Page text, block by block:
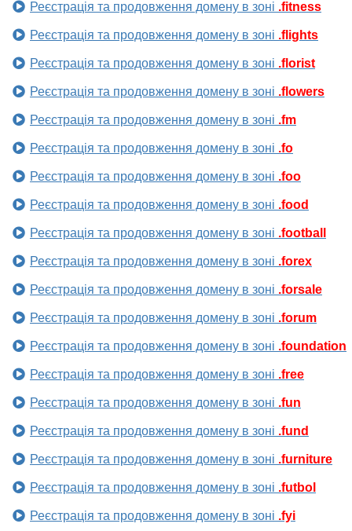
Реєстрація та продовження домену в зоні .fitness
Реєстрація та продовження домену в зоні .flights
Реєстрація та продовження домену в зоні .florist
Реєстрація та продовження домену в зоні .flowers
Реєстрація та продовження домену в зоні .fm
Реєстрація та продовження домену в зоні .fo
Реєстрація та продовження домену в зоні .foo
Реєстрація та продовження домену в зоні .food
Реєстрація та продовження домену в зоні .football
Реєстрація та продовження домену в зоні .forex
Реєстрація та продовження домену в зоні .forsale
Реєстрація та продовження домену в зоні .forum
Реєстрація та продовження домену в зоні .foundation
Реєстрація та продовження домену в зоні .free
Реєстрація та продовження домену в зоні .fun
Реєстрація та продовження домену в зоні .fund
Реєстрація та продовження домену в зоні .furniture
Реєстрація та продовження домену в зоні .futbol
Реєстрація та продовження домену в зоні .fyi